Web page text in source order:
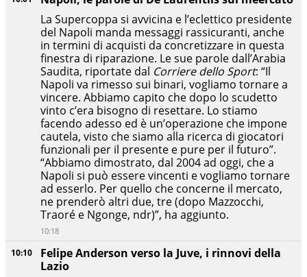
10:10
Felipe Anderson verso la Juve, i rinnovi della
Lazio
La Supercoppa si avvicina e l’eclettico presidente
del Napoli manda messaggi rassicuranti, anche
in termini di acquisti da concretizzare in questa
finestra di riparazione. Le sue parole dall’Arabia
Saudita, riportate dal Corriere dello Sport: “Il
Napoli va rimesso sui binari, vogliamo tornare a
vincere. Abbiamo capito che dopo lo scudetto
vinto c’era bisogno di resettare. Lo stiamo
facendo adesso ed è un’operazione che impone
cautela, visto che siamo alla ricerca di giocatori
funzionali per il presente e pure per il futuro”.
“Abbiamo dimostrato, dal 2004 ad oggi, che a
Napoli si può essere vincenti e vogliamo tornare
ad esserlo. Per quello che concerne il mercato,
ne prenderò altri due, tre (dopo Mazzocchi,
Traoré e Ngonge, ndr)”, ha aggiunto.
10:18